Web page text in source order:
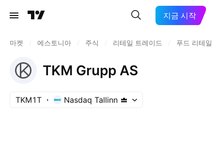
지금 시작
마켓 에스토니아 주식 리테일 트레이드 푸드 리테일
TKM Grupp AS
TKM1T Nasdaq Tallinn